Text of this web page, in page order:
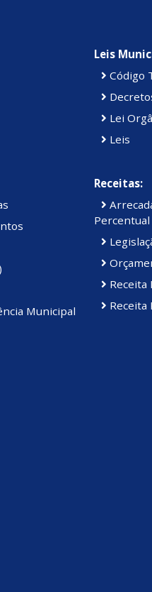
Leis
Código
Lei
Leis
Municipal
Receitas:
Percentual
Receita
Receita